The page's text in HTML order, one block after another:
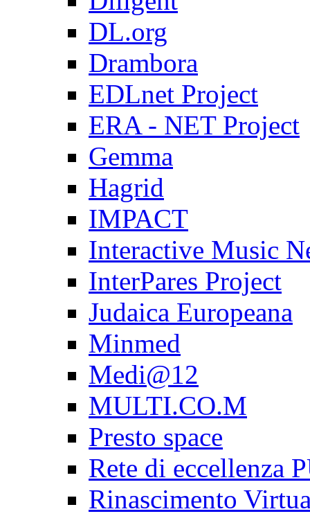
DL.org
Drambora
EDLnet Project
ERA - NET Project
Gemma
Hagrid
IMPACT
Interactive Music
InterPares Project
Judaica Europeana
Minmed
Medi@12
MULTI.CO.M
Presto space
Rete di eccellenza
Rinascimento